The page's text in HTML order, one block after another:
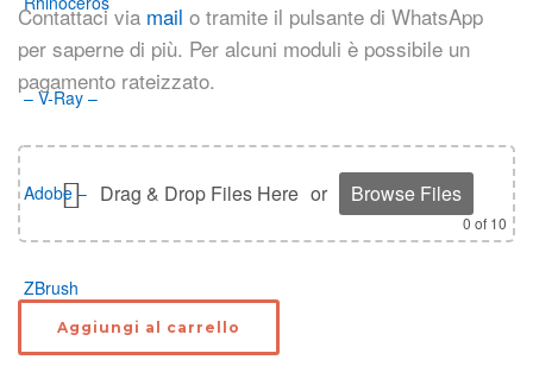
Contattaci via mail o tramite il pulsante di WhatsApp
per saperne di più. Per alcuni moduli è possibile un
pagamento rateizzato.
Drag & Drop Files Here or Browse Files
0 of 10
Aggiungi al carrello